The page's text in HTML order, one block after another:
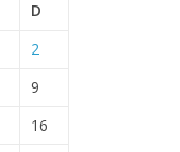
D
2
9
16